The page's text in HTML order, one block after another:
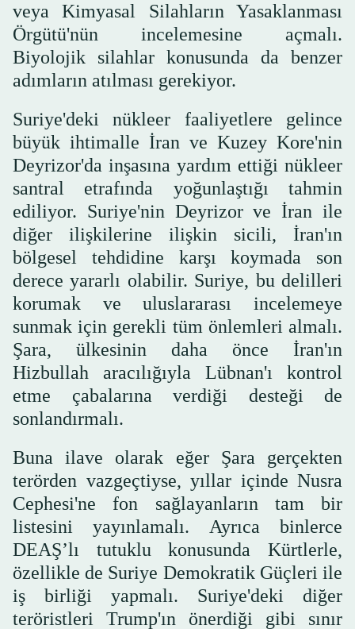
veya Kimyasal Silahların Yasaklanması
Örgütü'nün incelemesine açmalı.
Biyolojik silahlar konusunda da benzer
adımların atılması gerekiyor.
Suriye'deki nükleer faaliyetlere gelince
büyük ihtimalle İran ve Kuzey Kore'nin
Deyrizor'da inşasına yardım ettiği nükleer
santral etrafında yoğunlaştığı tahmin
ediliyor. Suriye'nin Deyrizor ve İran ile
diğer ilişkilerine ilişkin sicili, İran'ın
bölgesel tehdidine karşı koymada son
derece yararlı olabilir. Suriye, bu delilleri
korumak ve uluslararası incelemeye
sunmak için gerekli tüm önlemleri almalı.
Şara, ülkesinin daha önce İran'ın
Hizbullah aracılığıyla Lübnan'ı kontrol
etme çabalarına verdiği desteği de
sonlandırmalı.
Buna ilave olarak eğer Şara gerçekten
terörden vazgeçtiyse, yıllar içinde Nusra
Cephesi'ne fon sağlayanların tam bir
listesini yayınlamalı. Ayrıca binlerce
DEAŞ’lı tutuklu konusunda Kürtlerle,
özellikle de Suriye Demokratik Güçleri ile
iş birliği yapmalı. Suriye'deki diğer
teröristleri Trump'ın önerdiği gibi sınır